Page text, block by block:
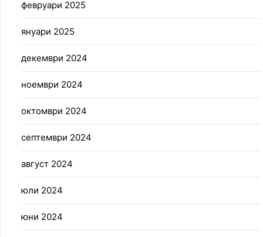
февруари 2025
януари 2025
декември 2024
ноември 2024
октомври 2024
септември 2024
август 2024
юли 2024
юни 2024